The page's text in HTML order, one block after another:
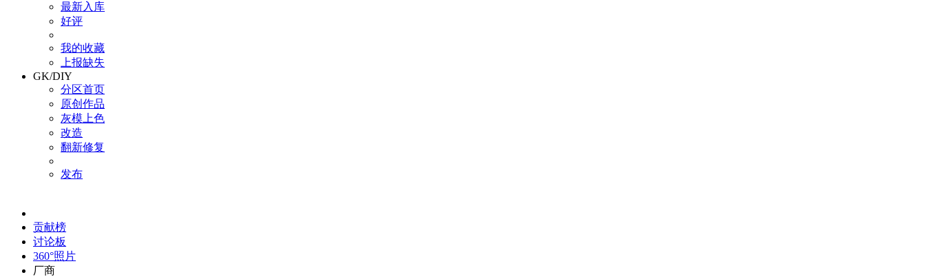
最新入库
好评
我的收藏
上报缺失
GK/DIY
分区首页
原创作品
灰模上色
改造
翻新修复
发布
贡献榜
讨论板
360°照片
厂商